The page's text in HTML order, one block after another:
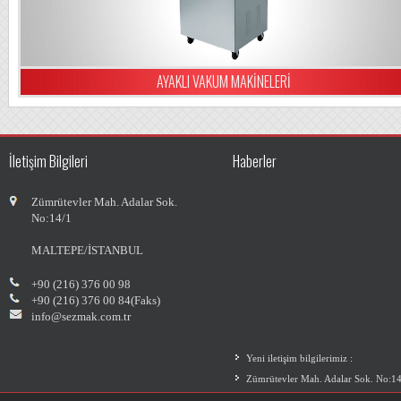
AYAKLI VAKUM MAKİNELERİ
İletişim Bilgileri
Zümrütevler Mah. Adalar Sok.
No:14/1
MALTEPE/İSTANBUL
+90 (216) 376 00 98
+90 (216) 376 00 84(Faks)
info@sezmak.com.tr
Haberler
Zümrütevler Mah. Adalar Sok.
Maltepe/İST
İlginize teşekkür ederiz...